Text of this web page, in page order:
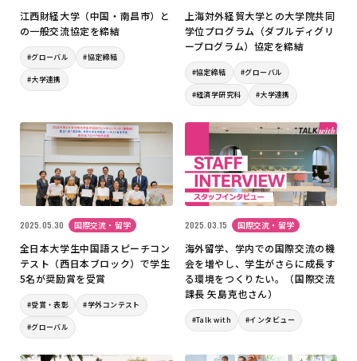
江西財経大学（中国・南昌市）と
の一般交流協定を締結
#グローバル #協定締結
#大学連携
上海対外経貿大学との大学院共同
学位プログラム（ダブルディグリ
ープログラム）協定を締結
#協定締結 #グローバル
#経済学研究科 #大学連携
2025.05.30 国際交流・留学
全日本大学生中国語スピーチコン
テスト（西日本ブロック）で学生
5名が奨励賞を受賞
#受賞・表彰 #学外コンテスト
#グローバル
2025.03.15 国際交流・留学
海外留学、学内での国際交流の機
会を増やし、学生がさらに成長す
る環境をつくりたい。（国際交流
課長 矢島克也さん）
#Talk with #インタビュー